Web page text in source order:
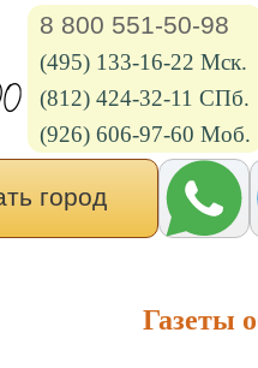
8 800 551-50-98
(495) 133-16-22 Мск.
(812) 424-32-11 СПб.
(926) 606-97-60 Моб.
город
Газеты